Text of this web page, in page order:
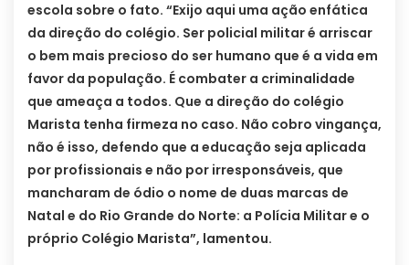
escola sobre o fato. “Exijo aqui uma ação enfática
da direção do colégio. Ser policial militar é arriscar
o bem mais precioso do ser humano que é a vida em
favor da população. É combater a criminalidade
que ameaça a todos. Que a direção do colégio
Marista tenha firmeza no caso. Não cobro vingança,
não é isso, defendo que a educação seja aplicada
por profissionais e não por irresponsáveis, que
mancharam de ódio o nome de duas marcas de
Natal e do Rio Grande do Norte: a Polícia Militar e o
próprio Colégio Marista”, lamentou.